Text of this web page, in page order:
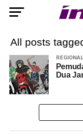
All posts
REGIONAL
Dua